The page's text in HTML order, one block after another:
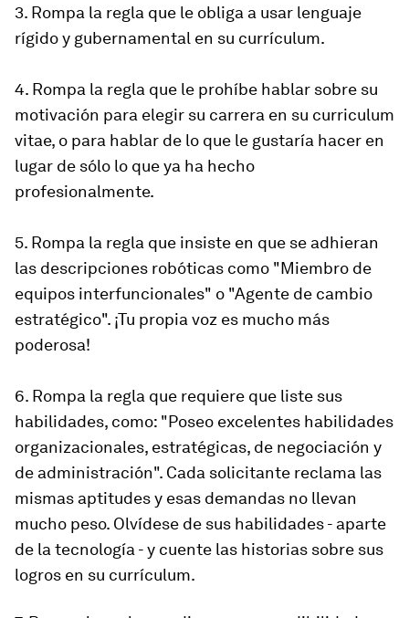
3. Rompa la regla que le obliga a usar lenguaje
rígido y gubernamental en su currículum.
4. Rompa la regla que le prohíbe hablar sobre su
motivación para elegir su carrera en su curriculum
vitae, o para hablar de lo que le gustaría hacer en
lugar de sólo lo que ya ha hecho
profesionalmente.
5. Rompa la regla que insiste en que se adhieran
las descripciones robóticas como "Miembro de
equipos interfuncionales" o "Agente de cambio
estratégico". ¡Tu propia voz es mucho más
poderosa!
6. Rompa la regla que requiere que liste sus
habilidades, como: "Poseo excelentes habilidades
organizacionales, estratégicas, de negociación y
de administración". Cada solicitante reclama las
mismas aptitudes y esas demandas no llevan
mucho peso. Olvídese de sus habilidades - aparte
de la tecnología - y cuente las historias sobre sus
logros en su currículum.